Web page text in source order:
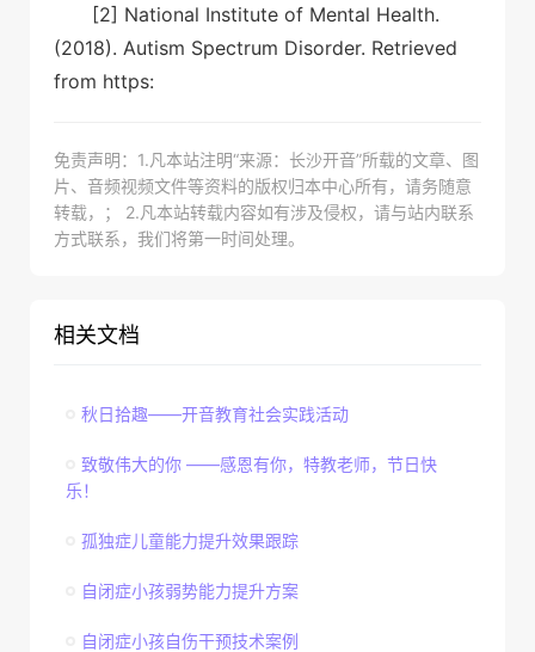
[2] National Institute of Mental Health.
(2018). Autism Spectrum Disorder. Retrieved
from https:
免责声明：1.凡本站注明“来源：长沙开音”所载的文章、图
片、音频视频文件等资料的版权归本中心所有，请务随意
转载，； 2.凡本站转载内容如有涉及侵权，请与站内联系
方式联系，我们将第一时间处理。
相关文档
秋日拾趣——开音教育社会实践活动
致敬伟大的你 ——感恩有你，特教老师，节日快
乐！
孤独症儿童能力提升效果跟踪
自闭症小孩弱势能力提升方案
自闭症小孩自伤干预技术案例